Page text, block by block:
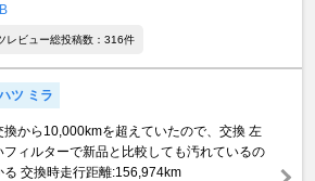
レビュー総投稿数：316件
ツ ミラ
換から10,000kmを超えていたので、交換 左
フィルターで新品と比較しても汚れているの
る 交換時走行距離:156,974km